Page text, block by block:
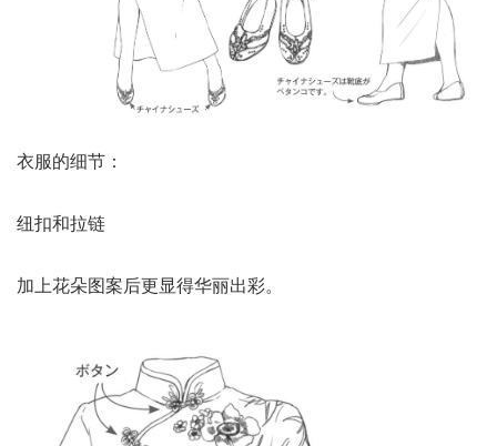
衣服的细节：
纽扣和拉链
加上花朵图案后更显得华丽出彩。